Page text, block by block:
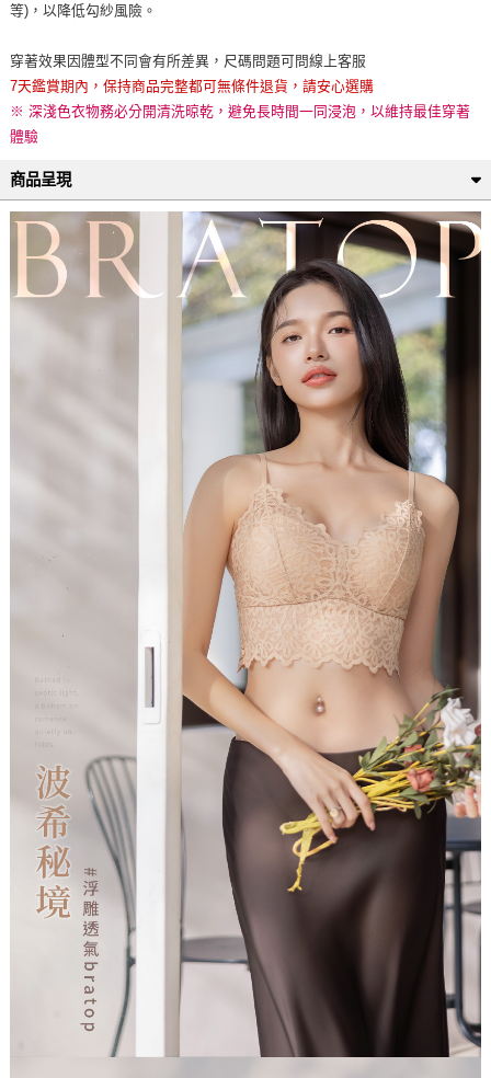
等)，以降低勾紗風險。
穿著效果因體型不同會有所差異，尺碼問題可問線上客服
7天鑑賞期內，保持商品完整都可無條件退貨，請安心選購
※ 深淺色衣物務必分開清洗晾乾，避免長時間一同浸泡，以維持最佳穿著
體驗
商品呈現